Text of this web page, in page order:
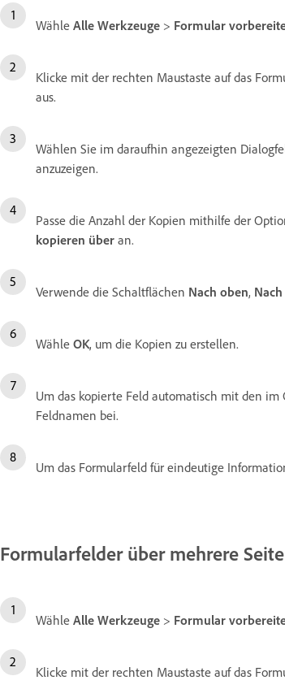
Wähle Alle Werkzeuge > Formular
Klicke mit der rechten Maustaste auf das
aus.
Wählen Sie im daraufhin angezeigten
anzuzeigen.
Passe die Anzahl der Kopien mithilfe der
kopieren über an.
Verwende die Schaltflächen Nach oben,
Wähle OK, um die Kopien zu erstellen.
Um das kopierte Feld automatisch mit den
Feldnamen bei.
Um das Formularfeld für eindeutige
Formularfelder über mehrere
Wähle Alle Werkzeuge > Formular
Klicke mit der rechten Maustaste auf das